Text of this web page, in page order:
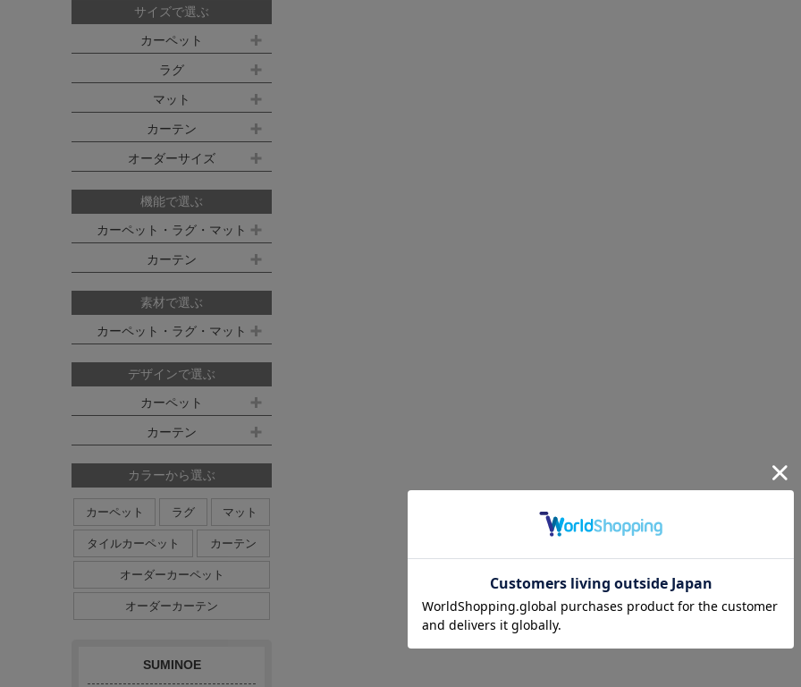
サイズで選ぶ
カーペット
江戸間サイズ(3畳～10畳)
江戸間 3畳(176x261cm)
江戸間 4.5畳(261x261cm)
江戸間 6畳(261x352cm)
江戸間 8畳(352x352cm)
江戸間 10畳(352x440cm)
本間サイズ(3畳～8畳)
本間 3畳(191x286cm)
本間 8畳(382x382cm)
その他のサイズ
廊下敷き
ラグ
約100ｘ140cm
約140ｘ200cm(約1.5畳)
約160ｘ230cm(約2畳)
約200ｘ250cm(約3畳)
約200ｘ300cm(約3.5畳)
約250ｘ250cm
約250ｘ350cm
約300ｘ300cm
約300ｘ350cm
約350ｘ350cm
約350ｘ400cm
約350ｘ450cm
約350ｘ500cm
円形サイズ
ダイニングサイズ
マット
キッチンマット
デスクマット
カーテン
既製サイズ ドレープ(厚地)
100ｘ135cm
100ｘ178cm
100ｘ200cm
100ｘ133cm
100ｘ176cm
100ｘ198cm
オーダーサイズ
オーダーカーペット
オーダーキッチンマット
オーダーカーペットの測り方
オーダーカーテンの測り方
機能で選ぶ
カーペット・ラグ・マット
防炎 防音
消臭
すべり止め
遊び毛防止
アレルブロック
制電
日本製
ホットカーペット・床暖房対応
カーテン
洗える 遮光
防炎
アレルブロック
形態安定加工
形状記憶加工
日本製
素材で選ぶ
カーペット・ラグ・マット
ナイロン
ウール
デザインで選ぶ
カーペット
ストライプ＆ボーダー
円形
カーテン
北欧デザイン
ナチュラルデザイン
無地・無地調
抽象柄
花柄
植物柄
鳥・動物
ストライプ・ボーダー
チェック
ドット
サークル
カラーから選ぶ
カーペット ラグ マット
タイルカーペット カーテン
オーダーカーペット
オーダーカーテン
SUMINOE